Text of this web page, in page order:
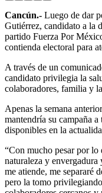
Cancún.- Luego de dar
Gutiérrez, candidato a la
partido Fuerza Por
contienda electoral para
A través de un
candidato privilegia la
colaboradores, familia y
Apenas la semana
mantendría su campaña
disponibles en la
“Con mucho pesar por
naturaleza y
me atiende, me separaré
pero la tomo